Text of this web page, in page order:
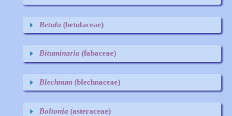
Betula (betulaceae)
Bituminaria (fabaceae)
Blechnum (blechnaceae)
Boltonia (asteraceae)